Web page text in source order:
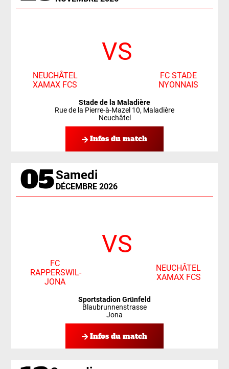
NEUCHÂTEL
XAMAX FCS
VS
FC STADE
NYONNAIS
Stade de la Maladière
Rue de la Pierre-à-Mazel 10, Maladière
Neuchâtel
Infos du match
05Samedi
DÉCEMBRE 2026
FC
RAPPERSWIL-
JONA
VS
NEUCHÂTEL
XAMAX FCS
Sportstadion Grünfeld
Blaubrunnenstrasse
Jona
Infos du match